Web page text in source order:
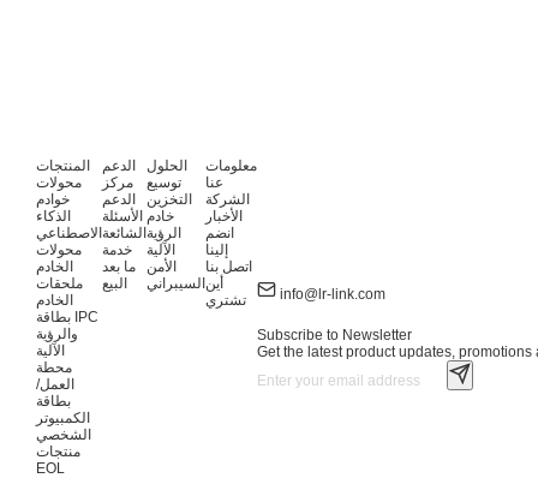
المنتجات
محولات
خوادم
الذكاء
الاصطناعي
محولات
الخادم
ملحقات
الخادم
بطاقة IPC
والرؤية
الآلية
محطة
العمل/
بطاقة
الكمبيوتر
الشخصي
منتجات
EOL
الدعم
مركز
الدعم
الأسئلة
الشائعة
خدمة
ما بعد
البيع
الحلول
توسيع
التخزين
خادم
الرؤية
الآلية
الأمن
السيبراني
معلومات
عنا
الشركة
الأخبار
انضم
إلينا
اتصل بنا
أين
تشتري
info@lr-link.com
Subscribe to Newsletter
Get the latest product updates, promotions